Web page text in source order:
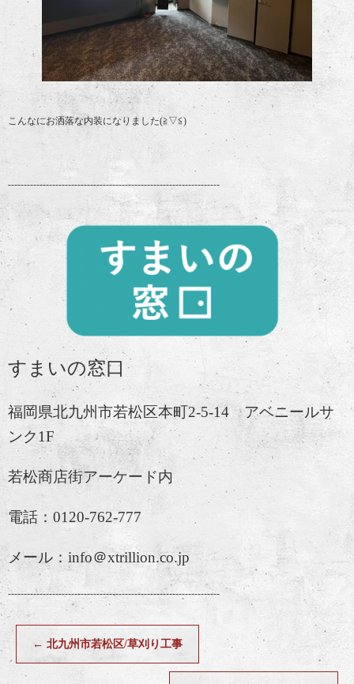
こんなにお洒落な内装になりました(≧▽≦)
-------------------------------------------------------------------
すまいの窓口
福岡県北九州市若松区本町2-5-14 アベニールサ
ンク1F
若松商店街アーケード内
電話：0120-762-777
メール：info＠xtrillion.co.jp
-------------------------------------------------------------------
← 北九州市若松区/草刈り工事